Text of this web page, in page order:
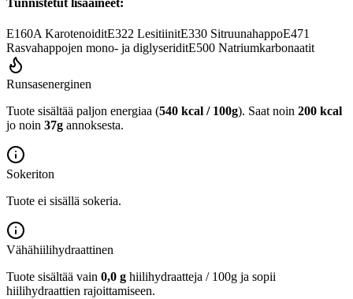
Tunnistetut lisäaineet:
E160A KarotenoiditE322 LesitiinitE330 SitruunahappoE471
Rasvahappojen mono- ja diglyseriditE500 Natriumkarbonaatit
Runsasenerginen
Tuote sisältää paljon energiaa (540 kcal / 100g). Saat noin 200 kcal
jo noin 37g annoksesta.
Sokeriton
Tuote ei sisällä sokeria.
Vähähiilihydraattinen
Tuote sisältää vain 0,0 g hiilihydraatteja / 100g ja sopii
hiilihydraattien rajoittamiseen.